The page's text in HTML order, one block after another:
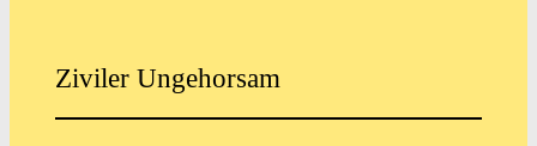
Ziviler Ungehorsam